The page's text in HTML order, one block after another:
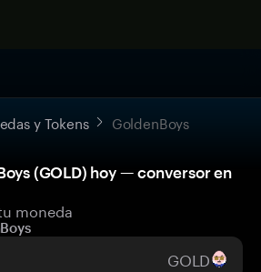
y Tokens GoldenBoys
(GOLD) hoy — conversor en
moneda
GOLD